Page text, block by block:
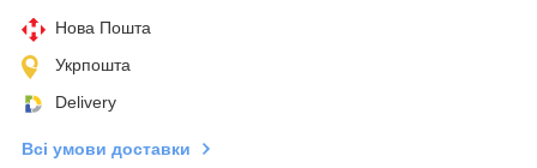
Нова Пошта
Укрпошта
Delivery
Всі умови доставки